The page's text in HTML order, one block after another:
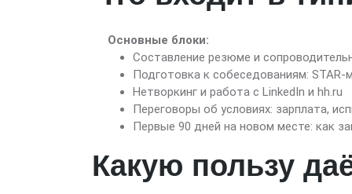
Основные блоки:
Составление резюме и
Подготовка к собеседованиям:
Нетворкинг и работа с LinkedIn и hh.ru
Переговоры об условиях: зарплата,
Первые 90 дней на новом месте: как
Какую пользу